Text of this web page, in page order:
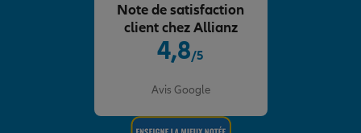
4,8/5
Avis Google
Note de satisfaction
client chez Allianz